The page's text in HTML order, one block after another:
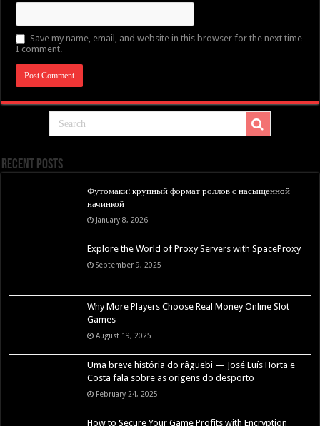
Save my name, email, and website in this browser for the next time
I comment.
Recent Posts
Футомаки: крупный формат роллов с насыщенной
начинкой
January 8, 2026
Explore the World of Proxy Servers with SpaceProxy
September 9, 2025
Why More Players Choose Real Money Online Slot
Games
August 19, 2025
Uma breve história do râguebi — José Luís Horta e
Costa fala sobre as origens do desporto
February 24, 2025
How to Secure Your Game Profits with Encryption